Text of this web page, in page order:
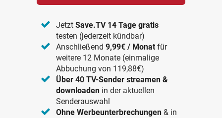
JetztSave.TV 14 Tage gratis
testen (jederzeit kündbar)
Anschließend9,99€ / Monat für
weitere 12 Monate (einmalige
Abbuchung von 119,88€)
Über 40 TV-Sender streamen &
downloaden in der aktuellen
Senderauswahl
Ohne Werbeunterbrechungen & in